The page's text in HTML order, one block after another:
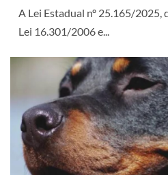
A Lei Estadual nº 25.165/2025,
Lei 16.301/2006 e...